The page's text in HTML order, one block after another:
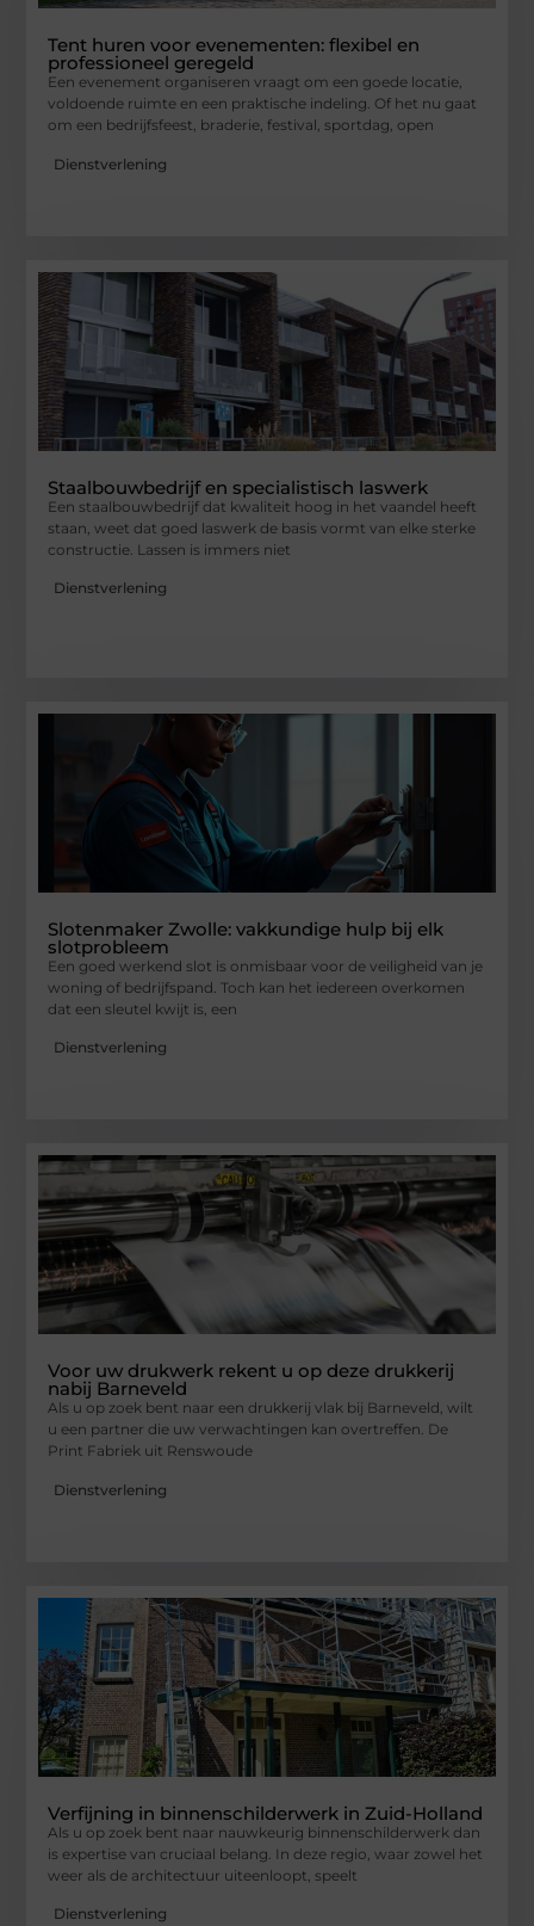
Tent huren voor evenementen: flexibel en
professioneel geregeld
Een evenement organiseren vraagt om een goede locatie,
voldoende ruimte en een praktische indeling. Of het nu gaat
om een bedrijfsfeest, braderie, festival, sportdag, open
Dienstverlening
Staalbouwbedrijf en specialistisch laswerk
Een staalbouwbedrijf dat kwaliteit hoog in het vaandel heeft
staan, weet dat goed laswerk de basis vormt van elke sterke
constructie. Lassen is immers niet
Dienstverlening
Slotenmaker Zwolle: vakkundige hulp bij elk
slotprobleem
Een goed werkend slot is onmisbaar voor de veiligheid van je
woning of bedrijfspand. Toch kan het iedereen overkomen
dat een sleutel kwijt is, een
Dienstverlening
Voor uw drukwerk rekent u op deze drukkerij
nabij Barneveld
Als u op zoek bent naar een drukkerij vlak bij Barneveld, wilt
u een partner die uw verwachtingen kan overtreffen. De
Print Fabriek uit Renswoude
Dienstverlening
Verfijning in binnenschilderwerk in Zuid-Holland
Als u op zoek bent naar nauwkeurig binnenschilderwerk dan
is expertise van cruciaal belang. In deze regio, waar zowel het
weer als de architectuur uiteenloopt, speelt
Dienstverlening